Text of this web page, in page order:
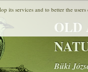
OLD
Büki
its services and to better the